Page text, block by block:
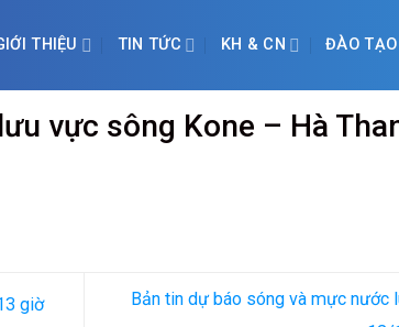
THIỆU TIN TỨC KH & CN ĐÀO
vực sông Kone – Hà
giờ
Bản tin dự báo sóng và mực nước